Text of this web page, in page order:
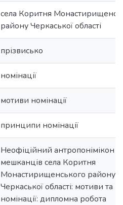
села Коритня
району Черкаської області
прізвисько
номінації
мотиви номінації
принципи номінації
Неофіційний антропонімікон
мешканців села Коритня
Монастирищенського району
Черкаської області: мотиви та
номінації: дипломна робота